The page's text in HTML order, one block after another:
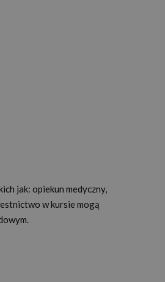
jak: opiekun medyczny,
w kursie mogą